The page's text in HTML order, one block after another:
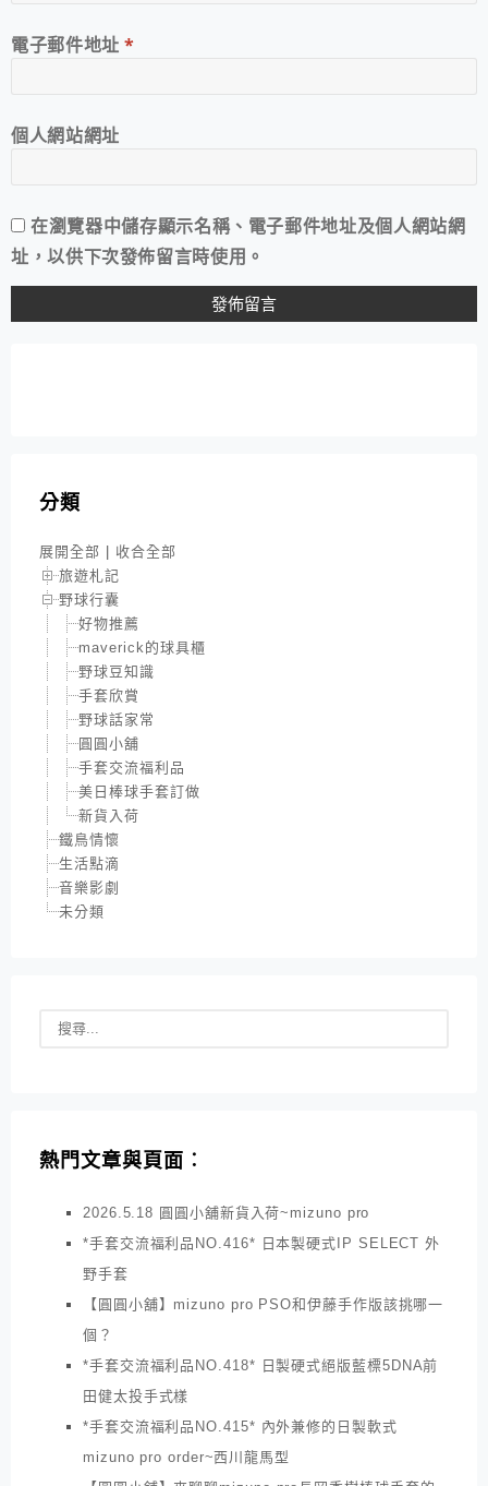
電子郵件地址*
個人網站網址
在瀏覽器中儲存顯示名稱、電子郵件地址及個人網站網
址，以供下次發佈留言時使用。
分類
展開全部
收合全部
旅遊札記
野球行囊
好物推薦
maverick的球具櫃
野球豆知識
手套欣賞
野球話家常
圓圓小舖
手套交流福利品
美日棒球手套訂做
新貨入荷
鐵鳥情懷
生活點滴
音樂影劇
未分類
熱門文章與頁面︰
2026.5.18 圓圓小舖新貨入荷~mizuno pro
*手套交流福利品NO.416* 日本製硬式IP SELECT 外
野手套
【圓圓小舖】mizuno pro PSO和伊藤手作版該挑哪一
個？
*手套交流福利品NO.418* 日製硬式絕版藍標5DNA前
田健太投手式樣
*手套交流福利品NO.415* 內外兼修的日製軟式
mizuno pro order~西川龍馬型